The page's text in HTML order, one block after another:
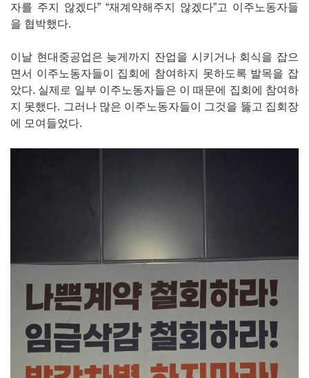
자를 주지 않겠다” “재계약해주지 않겠다”고 이주노동자들
을 협박했다.
이날 현대중공업은 늦게까지 잔업을 시키거나 회식을 잡으
면서 이주노동자들이 집회에 참여하지 못하도록 발목을 잡
았다. 실제로 일부 이주노동자들은 이 때문에 집회에 참여하
지 못했다. 그러나 많은 이주노동자들이 그것을 뚫고 집회장
에 모여들었다.